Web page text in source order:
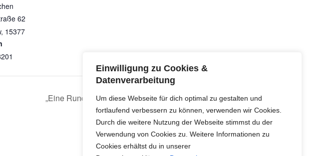
Einwilligung zu Cookies &
Datenverarbeitung
Um diese Webseite für dich optimal zu gestalten und
fortlaufend verbessern zu können, verwenden wir Cookies.
Durch die weitere Nutzung der Webseite stimmst du der
Verwendung von Cookies zu. Weitere Informationen zu
Cookies erhältst du in unserer
62
, 15377
„Eine Runde Scherri für alle“ ….die gerne wandern!